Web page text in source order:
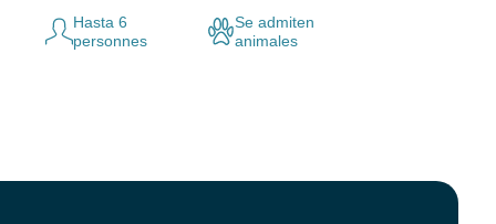
Hasta 6
personnes
Se admiten
animales